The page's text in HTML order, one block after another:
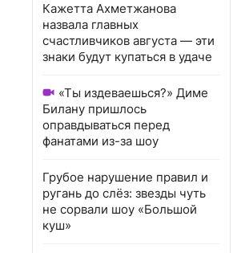
Кажетта Ахметжанова
назвала главных
счастливчиков августа — эти
знаки будут купаться в удаче
«Ты издеваешься?» Диме
Билану пришлось
оправдываться перед
фанатами из-за шоу
Грубое нарушение правил и
ругань до слёз: звезды чуть
не сорвали шоу «Большой
куш»